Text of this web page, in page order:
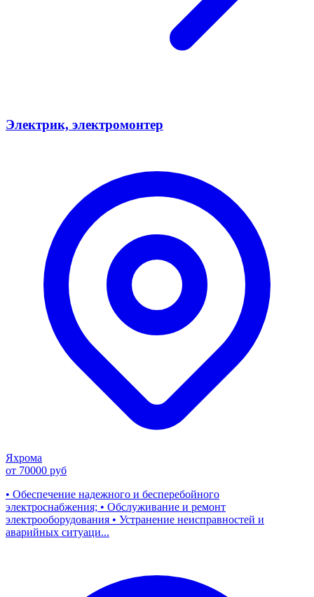
Электрик, электромонтер
Яхрома
от 70000 руб
• Обеспечение надежного и бесперебойного
электроснабжения; • Обслуживание и ремонт
электрооборудования • Устранение неисправностей и
аварийных ситуаци...